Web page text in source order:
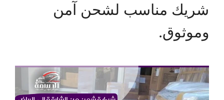
شريك مناسب لشحن آمن
وموثوق.